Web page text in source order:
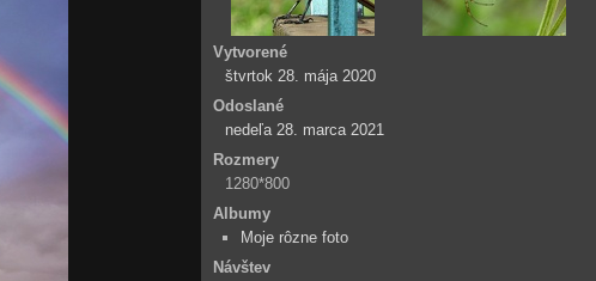
Vytvorené
štvrtok 28. mája 2020
Odoslané
nedeľa 28. marca 2021
Rozmery
1280*800
Albumy
Moje rôzne foto
Návštev